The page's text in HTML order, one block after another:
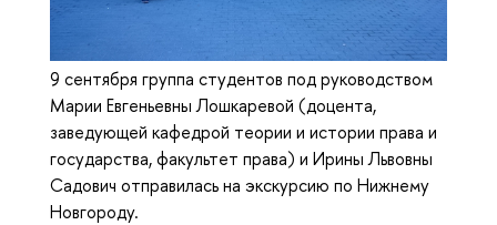
9 сентября группа студентов под руководством
Марии Евгеньевны Лошкаревой (доцента,
заведующей кафедрой теории и истории права и
государства, факультет права) и Ирины Львовны
Садович отправилась на экскурсию по Нижнему
Новгороду.